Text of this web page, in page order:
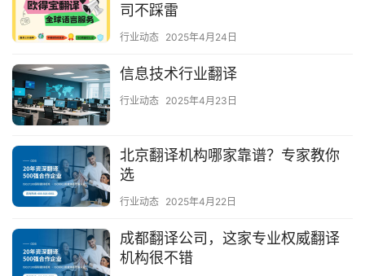
司不踩雷
行业动态 2025年4月24日
信息技术行业翻译
行业动态 2025年4月23日
北京翻译机构哪家靠谱？专家教你
选
行业动态 2025年4月22日
成都翻译公司，这家专业权威翻译
机构很不错